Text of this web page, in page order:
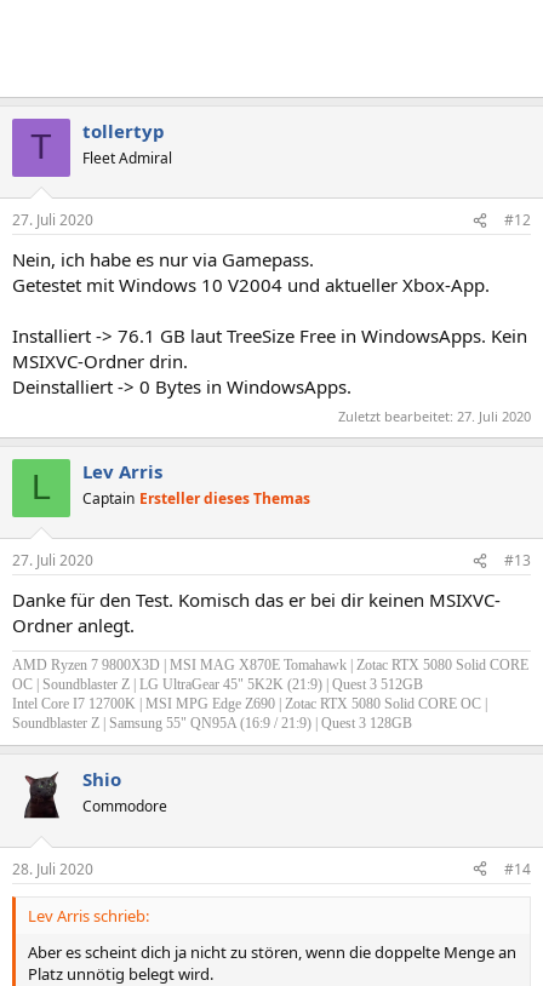
T tollertyp
Fleet Admiral
27. Juli 2020 #12
Nein, ich habe es nur via Gamepass.
Getestet mit Windows 10 V2004 und aktueller Xbox-App.
Installiert -> 76.1 GB laut TreeSize Free in WindowsApps. Kein
MSIXVC-Ordner drin.
Deinstalliert -> 0 Bytes in WindowsApps.
Zuletzt bearbeitet: 27. Juli 2020
L Lev Arris
Captain Ersteller dieses Themas
27. Juli 2020 #13
Danke für den Test. Komisch das er bei dir keinen MSIXVC-
Ordner anlegt.
AMD Ryzen 7 9800X3D | MSI MAG X870E Tomahawk | Zotac RTX 5080 Solid CORE
OC | Soundblaster Z | LG UltraGear 45" 5K2K (21:9) | Quest 3 512GB
Intel Core I7 12700K | MSI MPG Edge Z690 | Zotac RTX 5080 Solid CORE OC |
Soundblaster Z |
Samsung 55" QN95A (16:9 / 21:9) | Quest 3 128GB
Shio
Commodore
28. Juli 2020 #14
Lev Arris schrieb:
Aber es scheint dich ja nicht zu stören, wenn die doppelte Menge an
Platz unnötig belegt wird.